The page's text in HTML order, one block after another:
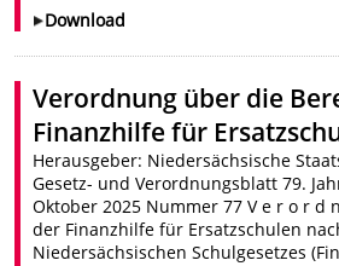
Download
Verordnung über die
Finanzhilfe für
Herausgeber: Niedersächsische
Gesetz- und Verordnungsblatt 79.
Oktober 2025 Nummer 77 V e r o r d
der Finanzhilfe für Ersatzschulen
Niedersächsischen Schulgesetzes